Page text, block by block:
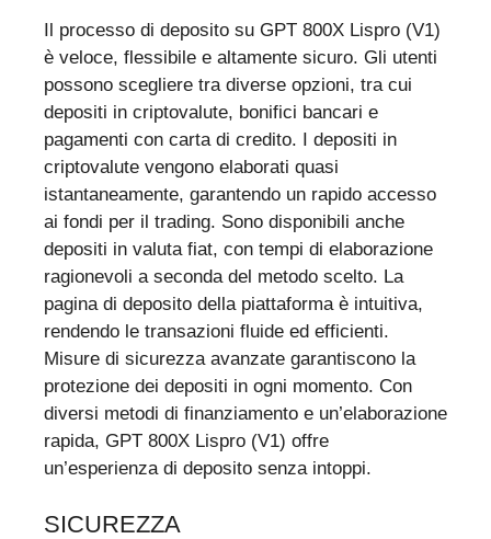
Il processo di deposito su GPT 800X Lispro (V1)
è veloce, flessibile e altamente sicuro. Gli utenti
possono scegliere tra diverse opzioni, tra cui
depositi in criptovalute, bonifici bancari e
pagamenti con carta di credito. I depositi in
criptovalute vengono elaborati quasi
istantaneamente, garantendo un rapido accesso
ai fondi per il trading. Sono disponibili anche
depositi in valuta fiat, con tempi di elaborazione
ragionevoli a seconda del metodo scelto. La
pagina di deposito della piattaforma è intuitiva,
rendendo le transazioni fluide ed efficienti.
Misure di sicurezza avanzate garantiscono la
protezione dei depositi in ogni momento. Con
diversi metodi di finanziamento e un’elaborazione
rapida, GPT 800X Lispro (V1) offre
un’esperienza di deposito senza intoppi.
SICUREZZA